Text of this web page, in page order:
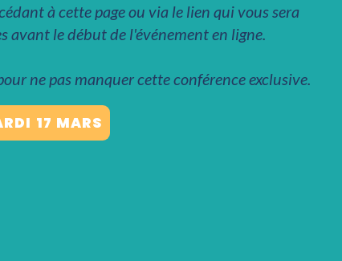
à cette page ou via le lien qui vous sera
avant le début de l'événement en ligne.
ne pas manquer cette conférence exclusive.
17 MARS